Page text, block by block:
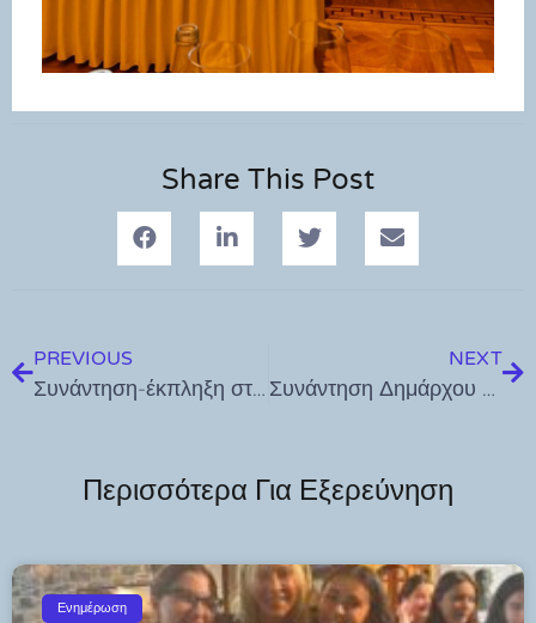
Share This Post
PREVIOUS
Συνάντηση-έκπληξη στην Κω: Ο δήμαρχος Λειψών με τον Μεντιλίμπαρ
NEXT
Συνάντηση Δημάρχου Κω με Υπουργό Υγείας
Περισσότερα Για Εξερεύνηση
Ενημέρωση